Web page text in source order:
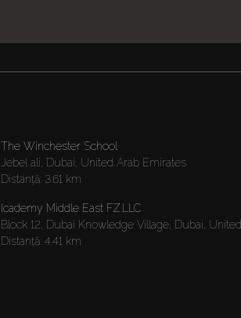
The Winchester School
Jebel ali, Dubai, United Arab Emirates
Distanţă: 3.61 km
Icademy Middle East FZ.LLC
Block 12, Dubai Knowledge Village, Dubai,
Distanţă: 4.41 km